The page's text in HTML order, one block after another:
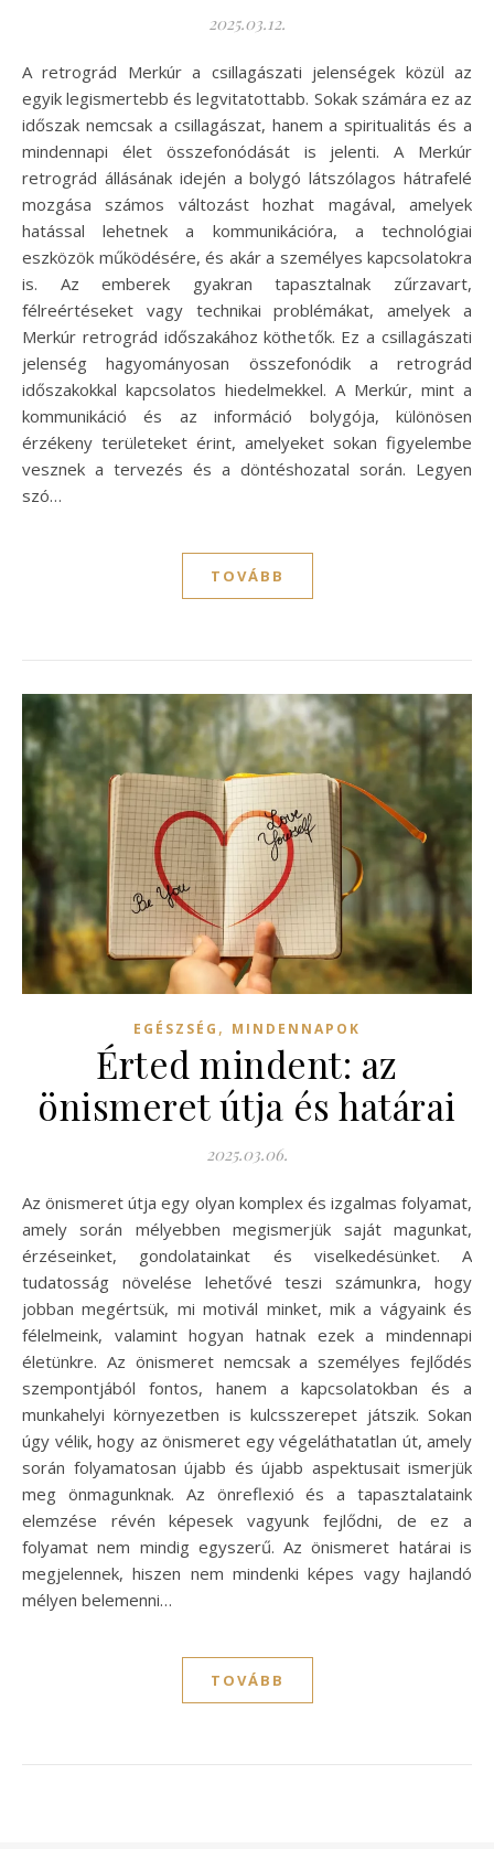
2025.03.12.
A retrográd Merkúr a csillagászati jelenségek közül az
egyik legismertebb és legvitatottabb. Sokak számára ez az
időszak nemcsak a csillagászat, hanem a spiritualitás és a
mindennapi élet összefonódását is jelenti. A Merkúr
retrográd állásának idején a bolygó látszólagos hátrafelé
mozgása számos változást hozhat magával, amelyek
hatással lehetnek a kommunikációra, a technológiai
eszközök működésére, és akár a személyes kapcsolatokra
is. Az emberek gyakran tapasztalnak zűrzavart,
félreértéseket vagy technikai problémákat, amelyek a
Merkúr retrográd időszakához köthetők. Ez a csillagászati
jelenség hagyományosan összefonódik a retrográd
időszakokkal kapcsolatos hiedelmekkel. A Merkúr, mint a
kommunikáció és az információ bolygója, különösen
érzékeny területeket érint, amelyeket sokan figyelembe
vesznek a tervezés és a döntéshozatal során. Legyen
szó…
TOVÁBB
EGÉSZSÉG , MINDENNAPOK
Érted mindent: az
önismeret útja és határai
2025.03.06.
Az önismeret útja egy olyan komplex és izgalmas folyamat,
amely során mélyebben megismerjük saját magunkat,
érzéseinket, gondolatainkat és viselkedésünket. A
tudatosság növelése lehetővé teszi számunkra, hogy
jobban megértsük, mi motivál minket, mik a vágyaink és
félelmeink, valamint hogyan hatnak ezek a mindennapi
életünkre. Az önismeret nemcsak a személyes fejlődés
szempontjából fontos, hanem a kapcsolatokban és a
munkahelyi környezetben is kulcsszerepet játszik. Sokan
úgy vélik, hogy az önismeret egy végeláthatatlan út, amely
során folyamatosan újabb és újabb aspektusait ismerjük
meg önmagunknak. Az önreflexió és a tapasztalataink
elemzése révén képesek vagyunk fejlődni, de ez a
folyamat nem mindig egyszerű. Az önismeret határai is
megjelennek, hiszen nem mindenki képes vagy hajlandó
mélyen belemenni…
TOVÁBB